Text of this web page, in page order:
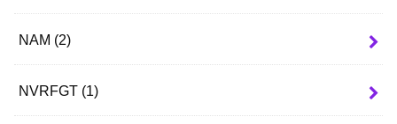
NAM (2)
NVRFGT (1)